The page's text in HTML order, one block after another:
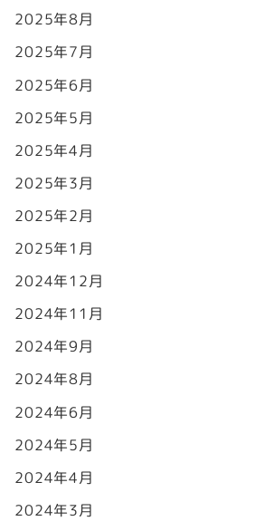
2025年8月
2025年7月
2025年6月
2025年5月
2025年4月
2025年3月
2025年2月
2025年1月
2024年12月
2024年11月
2024年9月
2024年8月
2024年6月
2024年5月
2024年4月
2024年3月